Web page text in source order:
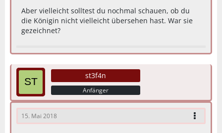
Aber vielleicht solltest du nochmal schauen, ob du
die Königin nicht vielleicht übersehen hast. War sie
gezeichnet?
st3f4n
Anfänger
15. Mai 2018